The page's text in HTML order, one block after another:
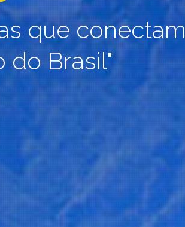
que conectam
do Brasil"